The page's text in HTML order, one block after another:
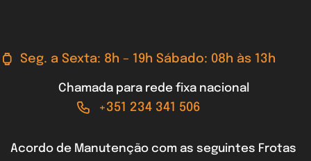
Seg. a Sexta: 8h – 19h Sábado: 08h às 13h
Chamada para rede fixa nacional
+351 234 341 506
Acordo de Manutenção com as seguintes Frotas